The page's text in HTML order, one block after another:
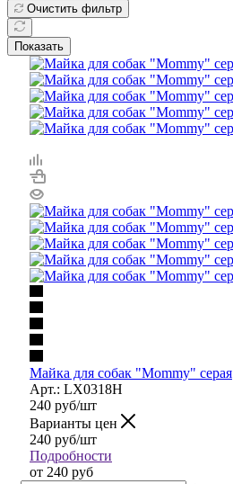
Очистить фильтр
Показать
Майка для собак "Mommy" серая
Арт.: LX0318H
240 руб/шт
Варианты цен
240 руб/шт
Подробности
от 240 руб